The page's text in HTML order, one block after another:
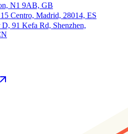
N1 9AB, GB
Centro, Madrid, 28014, ES
91 Kefa Rd, Shenzhen,